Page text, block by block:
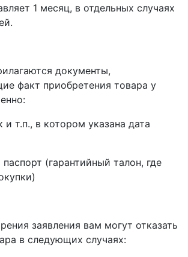
1 месяц, в отдельных случаях
документы,
факт приобретения товара у
и т.п., в котором указана дата
(гарантийный талон, где
заявления вам могут отказать
в следующих случаях: